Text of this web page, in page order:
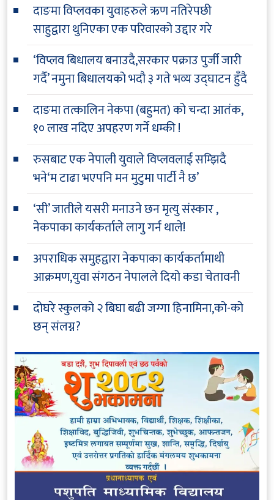
दाङमा विप्लवका युवाहरुले ऋण नतिरेपछी
साहुद्वारा थुनिएका एक परिवारको उद्दार गरे
‘विप्लव बिधालय बनाउदै,सरकार पक्राउ पुर्जी जारी
गर्दै’ नमुना बिधालयको भदौ ३ गते भव्य उद्घाटन हुँदै
दाङमा तत्कालिन नेकपा (बहुमत) को चन्दा आतंक,
१० लाख नदिए अपहरण गर्ने धम्की !
रुसबाट एक नेपाली युवाले विप्लवलाई सम्झिदै
भने‘म टाढा भएपनि मन मुटुमा पार्टी नै छ’
‘सी’ जातीले यसरी मनाउने छन मृत्यु संस्कार ,
नेकपाका कार्यकर्ताले लागु गर्न थाले!
अपराधिक समुहद्वारा नेकपाका कार्यकर्तामाथी
आक्रमण,युवा संगठन नेपालले दियो कडा चेतावनी
दोघरे स्कुलको २ बिघा बढी जग्गा हिनामिना,को-को
छन् संलग्न?